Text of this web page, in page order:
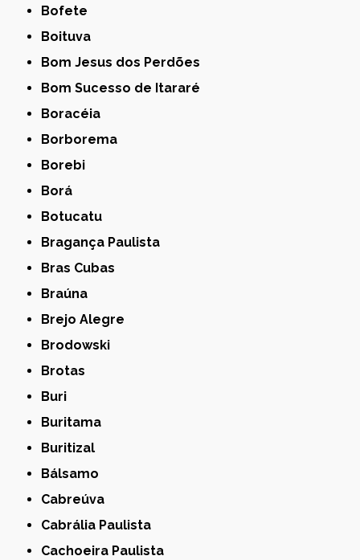
Bofete
Boituva
Bom Jesus dos Perdões
Bom Sucesso de Itararé
Boracéia
Borborema
Borebi
Borá
Botucatu
Bragança Paulista
Bras Cubas
Braúna
Brejo Alegre
Brodowski
Brotas
Buri
Buritama
Buritizal
Bálsamo
Cabreúva
Cabrália Paulista
Cachoeira Paulista